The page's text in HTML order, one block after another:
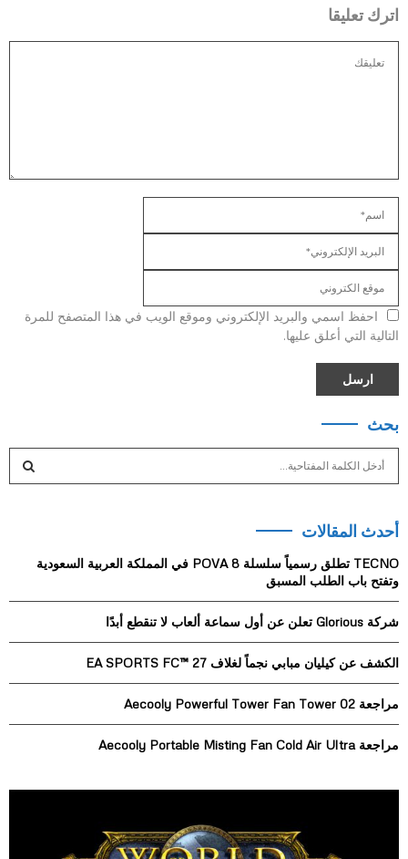
اترك تعليقا
احفظ اسمي والبريد الإلكتروني وموقع الويب في هذا المتصفح للمرة
التالية التي أعلق عليها.
بحث
c
f
o
:
C
H
أحدث المقالات
TECNO تطلق رسمياً سلسلة POVA 8 في المملكة العربية السعودية
وتفتح باب الطلب المسبق
شركة Glorious تعلن عن أول سماعة ألعاب لا تنقطع أبدًا
الكشف عن كيليان مبابي نجماً لغلاف EA SPORTS FC™ 27
مراجعة Aecooly Powerful Tower Fan Tower 02
مراجعة Aecooly Portable Misting Fan Cold Air Ultra